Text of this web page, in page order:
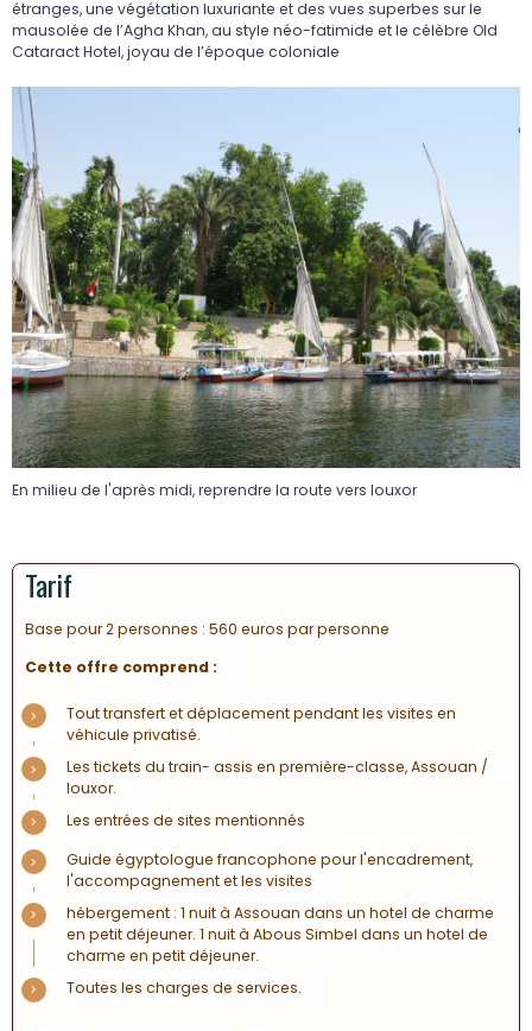
étranges, une végétation luxuriante et des vues superbes sur le
mausolée de l’Agha Khan, au style néo-fatimide et le célèbre Old
Cataract Hotel, joyau de l’époque coloniale
En milieu de l'après midi, reprendre la route vers louxor
Tarif
Base pour 2 personnes : 560 euros par personne
Cette offre comprend :
Tout transfert et déplacement pendant les visites en
véhicule privatisé.
Les tickets du train- assis en première-classe, Assouan /
louxor.
Les entrées de sites mentionnés
Guide égyptologue francophone pour l'encadrement,
l'accompagnement et les visites
hébergement : 1 nuit à Assouan dans un hotel de charme
en petit déjeuner. 1 nuit à Abous Simbel dans un hotel de
charme en petit déjeuner.
Toutes les charges de services.